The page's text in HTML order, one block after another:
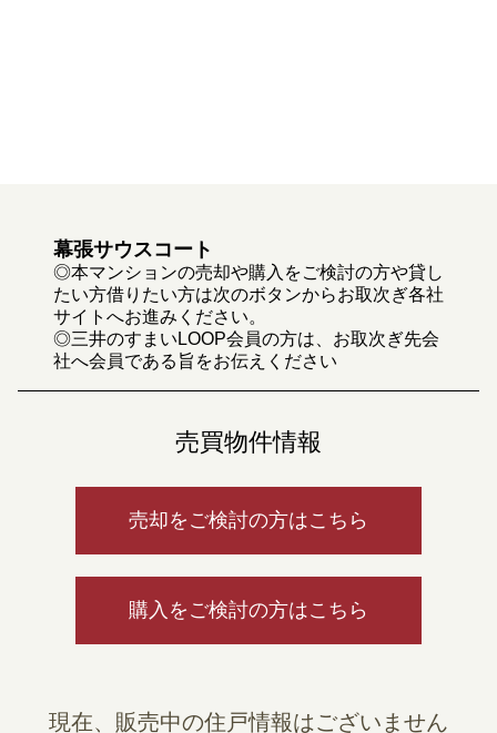
幕張サウスコート
◎本マンションの売却や購入をご検討の方や貸し
たい方借りたい方は次のボタンからお取次ぎ各社
サイトへお進みください。
◎三井のすまいLOOP会員の方は、お取次ぎ先会
社へ会員である旨をお伝えください
売買物件情報
売却をご検討の方はこちら
購入をご検討の方はこちら
現在、販売中の住戸情報はございません